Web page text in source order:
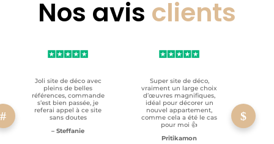
Nos avis clients
Joli site de déco avec
pleins de belles
références, commande
s’est bien passée, je
referai appel à ce site
sans doutes
– Steffanie
Super site de déco,
vraiment un large choix
d’œuvres magnifiques,
idéal pour décorer un
nouvel appartement,
comme cela a été le cas
pour moi 👍
Pritikamon